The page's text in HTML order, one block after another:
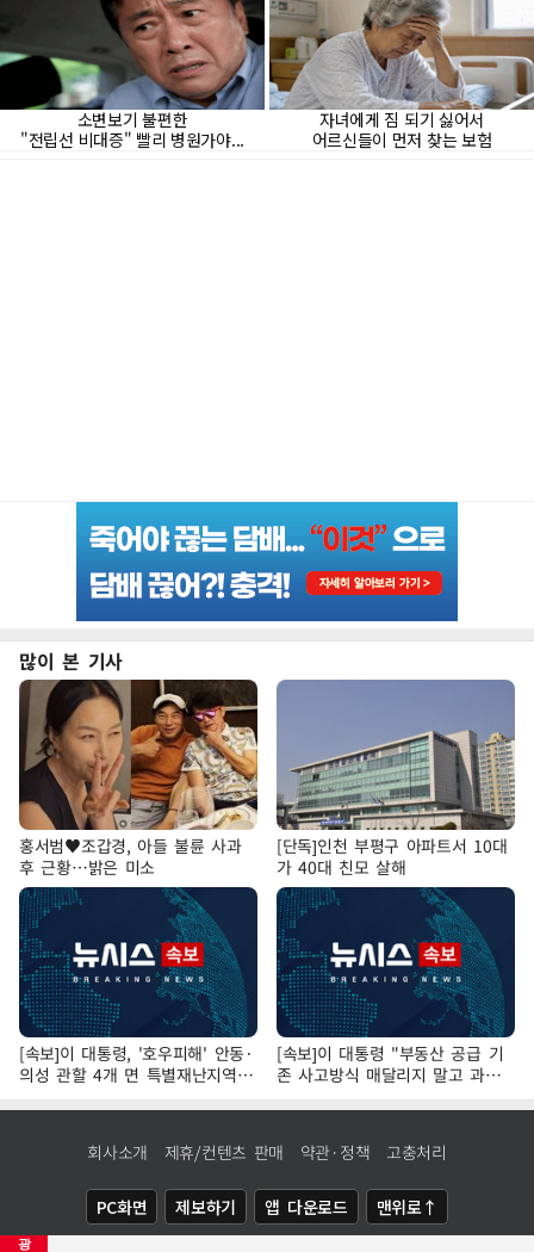
광
많이 본 기사
홍서범♥조갑경, 아들 불륜 사과
후 근황…밝은 미소
[단독]인천 부평구 아파트서 10대
가 40대 친모 살해
[속보]이 대통령, '호우피해' 안동·
의성 관할 4개 면 특별재난지역
선포
[속보]이 대통령 "부동산 공급 기
존 사고방식 매달리지 말고 과감
히 실천"
회사소개 제휴/컨텐츠 판매 약관·정책 고충처리
PC화면 제보하기 앱 다운로드 맨위로↑